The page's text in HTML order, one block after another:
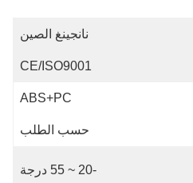
نانجينغ الصين
CE/ISO9001
ABS+PC
حسب الطلب